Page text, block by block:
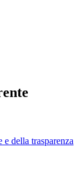
della trasparenza